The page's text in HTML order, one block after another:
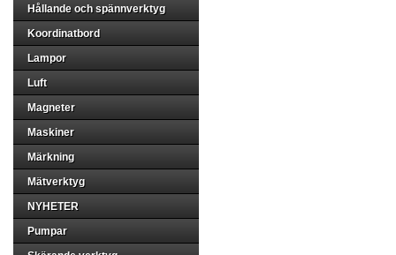
Hållande och spännverktyg
Koordinatbord
Lampor
Luft
Magneter
Maskiner
Märkning
Mätverktyg
NYHETER
Pumpar